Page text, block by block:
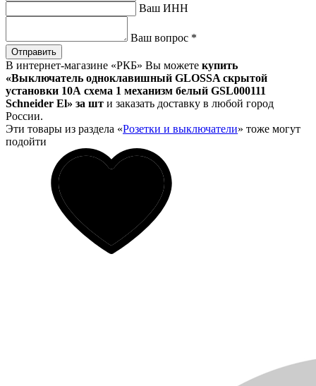
Ваш ИНН
Ваш вопрос *
Отправить
В интернет-магазине «РКБ» Вы можете купить
«Выключатель одноклавишный GLOSSA скрытой
установки 10А схема 1 механизм белый GSL000111
Schneider El» за шт и заказать доставку в любой город
России.
Эти товары из раздела «Розетки и выключатели» тоже могут
подойти